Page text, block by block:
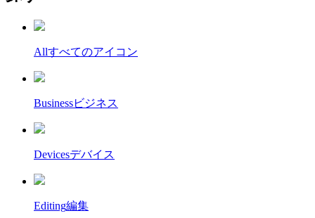
Allすべてのアイコン
Businessビジネス
Devicesデバイス
Editing編集